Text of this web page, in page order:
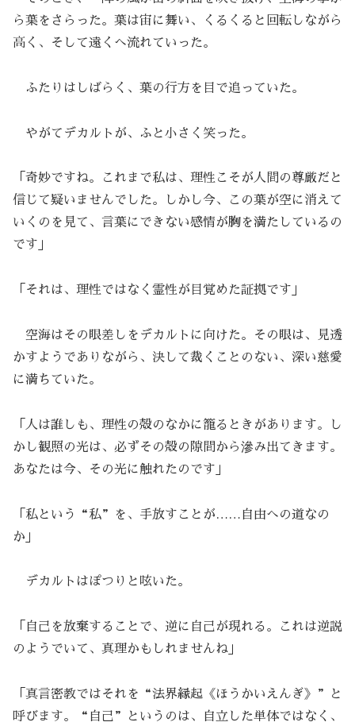
ら葉をさらった。葉は宙に舞い、くるくると回転しながら
高く、そして遠くへ流れていった。
ふたりはしばらく、葉の行方を目で追っていた。
やがてデカルトが、ふと小さく笑った。
「奇妙ですね。これまで私は、理性こそが人間の尊厳だと
信じて疑いませんでした。しかし今、この葉が空に消えて
いくのを見て、言葉にできない感情が胸を満たしているの
です」
「それは、理性ではなく霊性が目覚めた証拠です」
空海はその眼差しをデカルトに向けた。その眼は、見透
かすようでありながら、決して裁くことのない、深い慈愛
に満ちていた。
「人は誰しも、理性の殻のなかに籠るときがあります。し
かし観照の光は、必ずその殻の隙間から滲み出てきます。
あなたは今、その光に触れたのです」
「私という“私”を、手放すことが……自由への道なの
か」
デカルトはぽつりと呟いた。
「自己を放棄することで、逆に自己が現れる。これは逆説
のようでいて、真理かもしれませんね」
「真言密教ではそれを“法界縁起《ほうかいえんぎ》”と
呼びます。“自己”というのは、自立した単体ではなく、